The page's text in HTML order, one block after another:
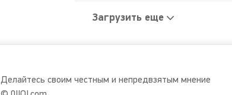
Загрузить еще
Делайтесь своим честным и непредвзятым мнение